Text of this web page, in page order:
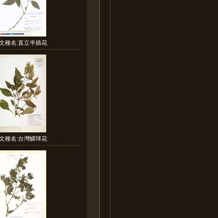
種名:直立半插花
種名:台灣鱗球花